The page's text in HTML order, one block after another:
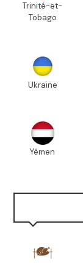
Trinité-et-
Tobago
Ukraine
Yémen